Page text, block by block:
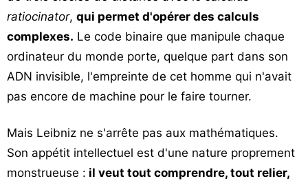
ratiocinator, qui permet d'opérer des calculs
complexes. Le code binaire que manipule chaque
ordinateur du monde porte, quelque part dans son
ADN invisible, l'empreinte de cet homme qui n'avait
pas encore de machine pour le faire tourner.
Mais Leibniz ne s'arrête pas aux mathématiques.
Son appétit intellectuel est d'une nature proprement
monstrueuse : il veut tout comprendre, tout relier,